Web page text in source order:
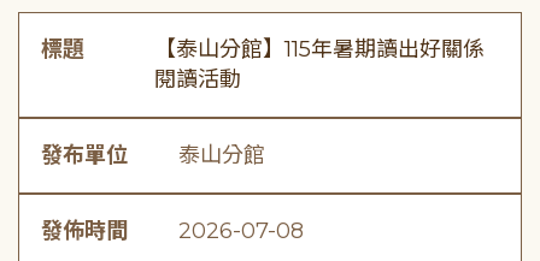
標題
【泰山分館】115年暑期讀出好關係
閱讀活動
發布單位 泰山分館
發佈時間 2026-07-08